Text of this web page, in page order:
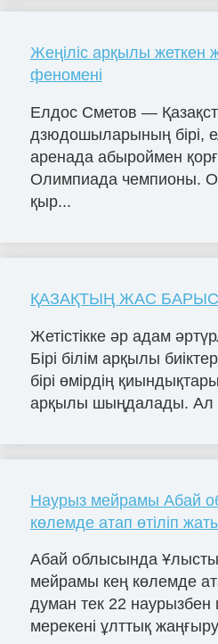
Жеңіліс арқылы жеткен
феномені
Елдос Сметов —
дзюдошыларының бірі,
аренада абыроймен
Олимпиада чемпионы.
қыр...
ҚАЗАҚТЫҢ ЖАС
Жетістікке әр адам
Бірі білім арқылы
бірі өмірдің
арқылы шыңдалады. Ал
Наурыз мейрамы Абай
көлемде атап өтіліп
Абай облысында
мейрамы кең көлемде
думан тек 22 наурызбен
мерекені ұлттық